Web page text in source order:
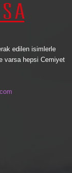
edilen isimlerle
varsa hepsi Cemiyet